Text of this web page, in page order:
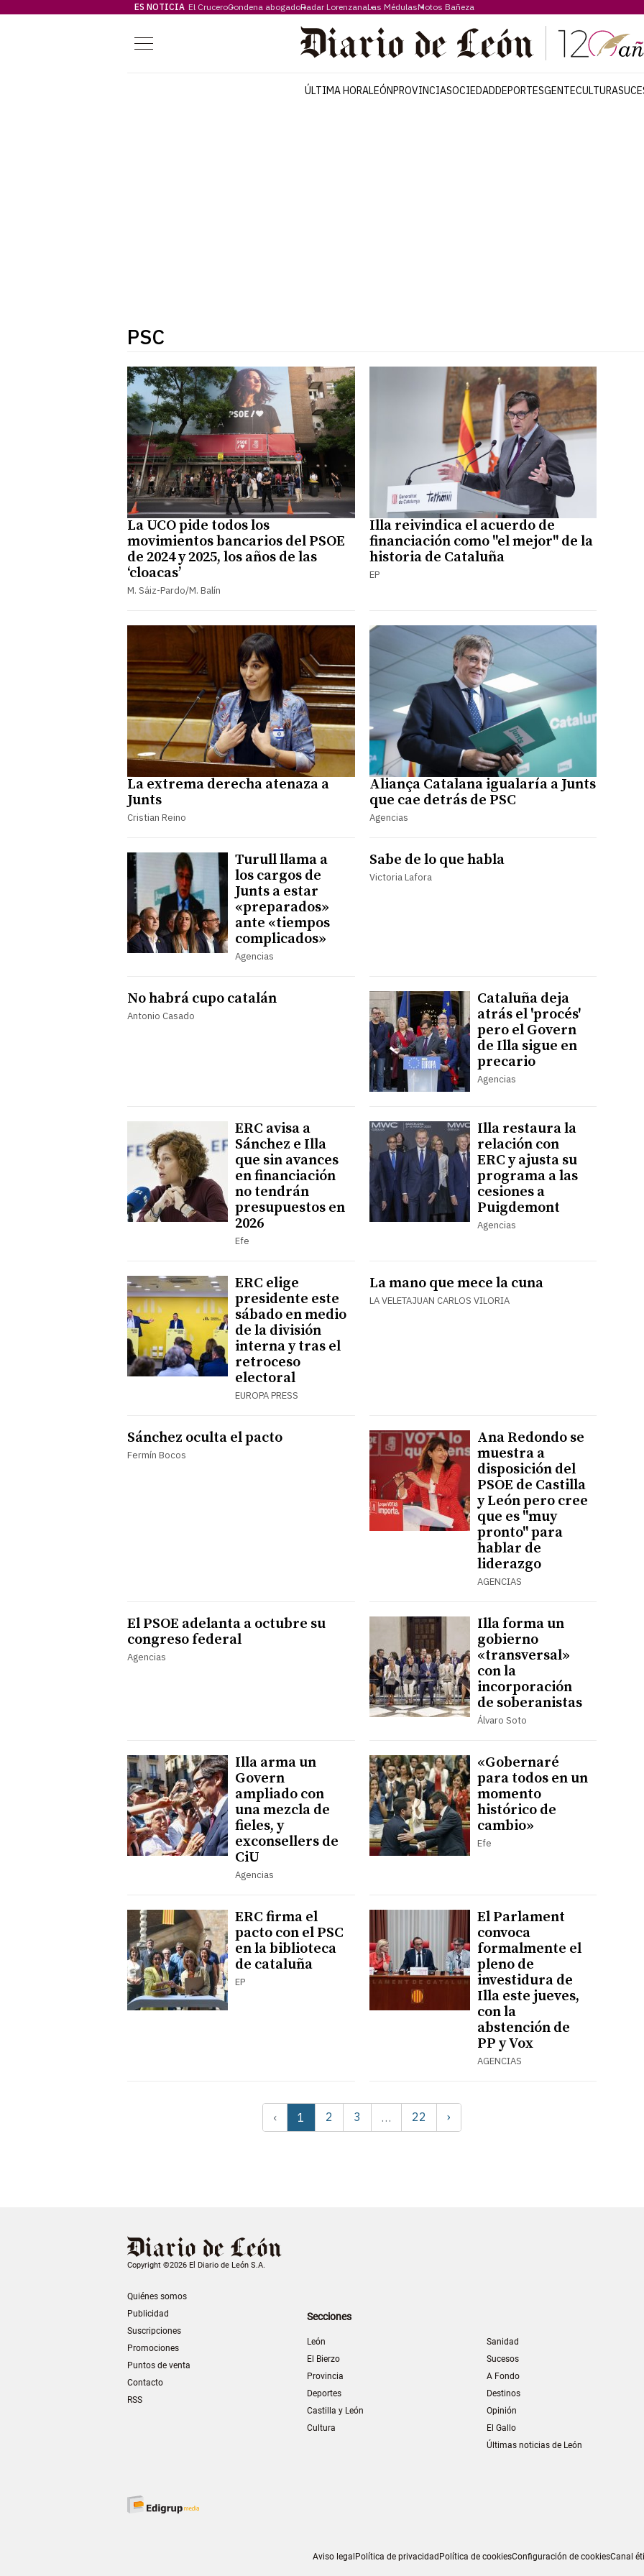
ES NOTICIA El CruceroCondena abogadoRadar LorenzanaLas MédulasMotos Bañeza
Menú
ÚLTIMA HORALEÓNPROVINCIASOCIEDADDEPORTESGENTECULTURA
PSC
La UCO pide todos los
movimientos bancarios del PSOE
de 2024 y 2025, los años de las
‘cloacas’
M. Sáiz-Pardo/M. Balín
Illa reivindica el acuerdo de
financiación como "el mejor" de la
historia de Cataluña
EP
La extrema derecha atenaza a
Junts
Cristian Reino
Aliança Catalana igualaría a Junts
que cae detrás de PSC
Agencias
Turull llama a
los cargos de
Junts a estar
«preparados»
ante «tiempos
complicados»
Agencias
Sabe de lo que habla
Victoria Lafora
No habrá cupo catalán
Antonio Casado
Cataluña deja
atrás el 'procés'
pero el Govern
de Illa sigue en
precario
Agencias
ERC avisa a
Sánchez e Illa
que sin avances
en financiación
no tendrán
presupuestos en
2026
Efe
Illa restaura la
relación con
ERC y ajusta su
programa a las
cesiones a
Puigdemont
Agencias
ERC elige
presidente este
sábado en medio
de la división
interna y tras el
retroceso
electoral
EUROPA PRESS
La mano que mece la cuna
LA VELETAJUAN CARLOS VILORIA
Sánchez oculta el pacto
Fermín Bocos
Ana Redondo se
muestra a
disposición del
PSOE de Castilla
y León pero cree
que es "muy
pronto" para
hablar de
liderazgo
AGENCIAS
El PSOE adelanta a octubre su
congreso federal
Agencias
Illa forma un
gobierno
«transversal»
con la
incorporación
de soberanistas
Álvaro Soto
Illa arma un
Govern
ampliado con
una mezcla de
fieles, y
exconsellers de
CiU
Agencias
«Gobernaré
para todos en un
momento
histórico de
cambio»
Efe
ERC firma el
pacto con el PSC
en la biblioteca
de cataluña
EP
El Parlament
convoca
formalmente el
pleno de
investidura de
Illa este jueves,
con la
abstención de
PP y Vox
AGENCIAS
‹ 1 2 3 … 22 ›
Copyright ©2026 El Diario de León S.A.
Quiénes somos
Publicidad
Suscripciones
Promociones
Puntos de venta
Contacto
RSS
Secciones
León
El Bierzo
Provincia
Deportes
Castilla y León
Cultura
Sanidad
Sucesos
A Fondo
Destinos
Opinión
El Gallo
Últimas noticias de León
Aviso legal Política de privacidad Política de cookiesConfiguración de cookiesCanal